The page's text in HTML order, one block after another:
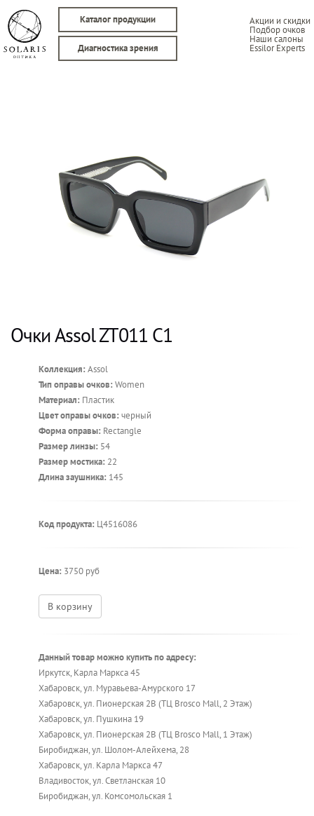
Каталог продукции Акции и скидки
Подбор очков
Наши салоны
Essilor Experts
Диагностика зрения
Очки Assol ZT011 С1
Коллекция: Assol
Тип оправы очков: Women
Материал: Пластик
Цвет оправы очков: черный
Форма оправы: Rectangle
Размер линзы: 54
Размер мостика: 22
Длина заушника: 145
Код продукта: Ц4516086
Цена: 3750 руб
В корзину
Данный товар можно купить по адресу:
Иркутск, Карла Маркса 45
Хабаровск, ул. Муравьева-Амурского 17
Хабаровск, ул. Пионерская 2В (ТЦ Brosco Mall, 2 Этаж)
Хабаровск, ул. Пушкина 19
Хабаровск, ул. Пионерская 2В (ТЦ Brosco Mall, 1 Этаж)
Биробиджан, ул. Шолом-Алейхема, 28
Хабаровск, ул. Карла Маркса 47
Владивосток, ул. Светланская 10
Биробиджан, ул. Комсомольская 1